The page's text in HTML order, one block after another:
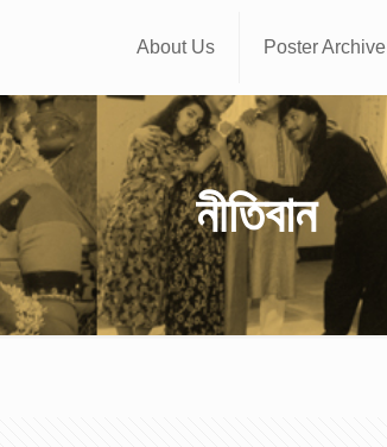
About Us Poster Archive
নীতিবান